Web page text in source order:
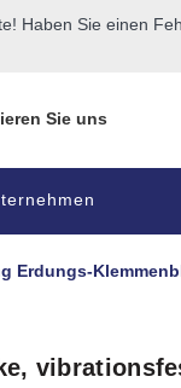
Haben Sie einen
Sie uns
Erdungs-